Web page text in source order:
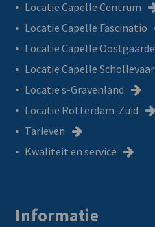
Locatie Capelle Centrum
Locatie Capelle Fascinatio
Locatie Capelle Oostgaarde
Locatie Capelle Schollevaar
Locatie s-Gravenland
Locatie Rotterdam-Zuid
Tarieven
Kwaliteit en service
Informatie